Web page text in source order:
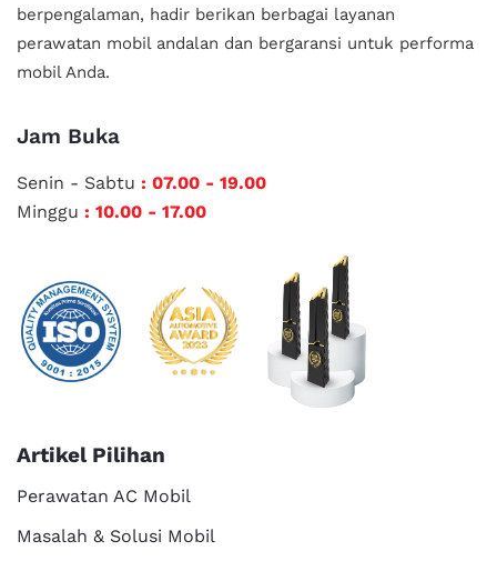
berpengalaman, hadir berikan berbagai layanan
perawatan mobil andalan dan bergaransi untuk performa
mobil Anda.
Jam Buka
Senin - Sabtu : 07.00 - 19.00
Minggu : 10.00 - 17.00
Artikel Pilihan
Perawatan AC Mobil
Masalah & Solusi Mobil